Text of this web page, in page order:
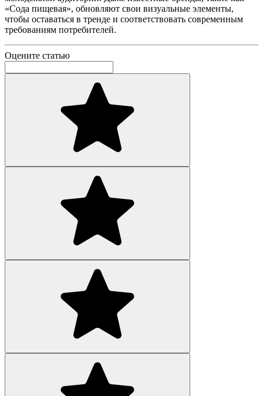
«Сода пищевая», обновляют свои визуальные элементы,
чтобы оставаться в тренде и соответствовать современным
требованиям потребителей.
Оцените статью